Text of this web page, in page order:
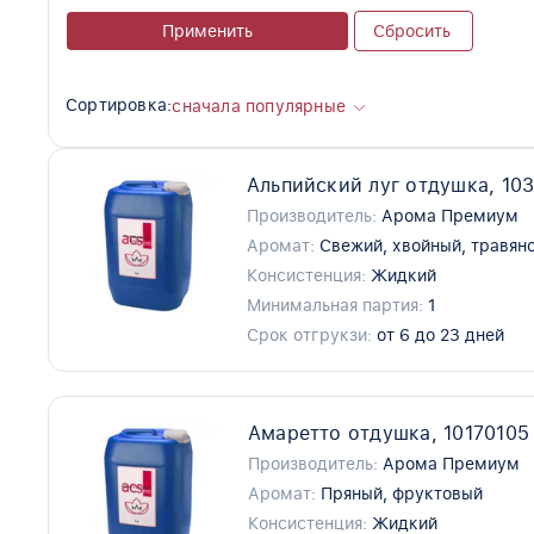
Применить Сбросить
Сортировка:сначала популярные
Альпийский луг отдушка,
Производитель: Арома Премиум
Аромат: Свежий, хвойный,
Консистенция: Жидкий
Минимальная партия: 1
Срок отгрукзи: от 6 до 23 дней
Амаретто отдушка, 10170105
Производитель: Арома Премиум
Аромат: Пряный, фруктовый
Консистенция: Жидкий